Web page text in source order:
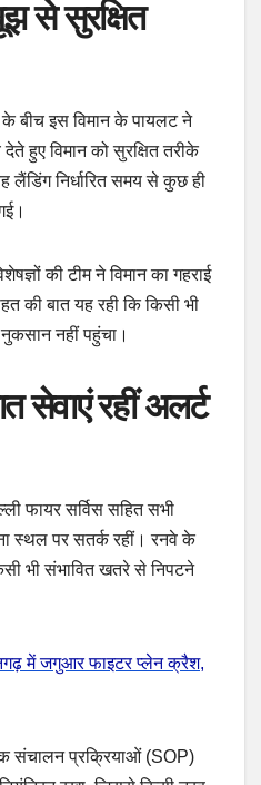
से सुरक्षित
के बीच इस विमान के पायलट ने
हुए विमान को सुरक्षित तरीके
लैंडिंग निर्धारित समय से कुछ ही
की टीम ने विमान का गहराई
की बात यह रही कि किसी भी
नहीं पहुंचा।
रहीं अलर्ट
फायर सर्विस सहित सभी
स्थल पर सतर्क रहीं। रनवे के
भी संभावित खतरे से निपटने
में जगुआर फाइटर प्लेन क्रैश,
संचालन प्रक्रियाओं (SOP)